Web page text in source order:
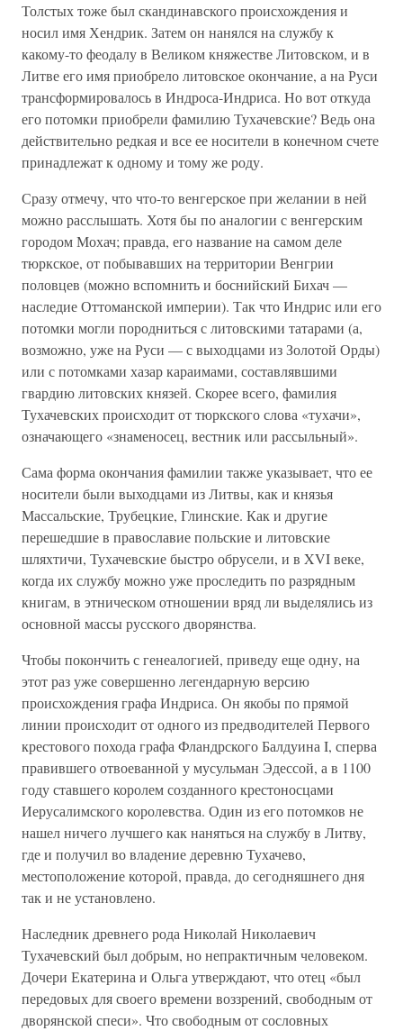
Толстых тоже был скандинавского происхождения и
носил имя Хендрик. Затем он нанялся на службу к
какому-то феодалу в Великом княжестве Литовском, и в
Литве его имя приобрело литовское окончание, а на Руси
трансформировалось в Индроса-Индриса. Но вот откуда
его потомки приобрели фамилию Тухачевские? Ведь она
действительно редкая и все ее носители в конечном счете
принадлежат к одному и тому же роду.
Сразу отмечу, что что-то венгерское при желании в ней
можно расслышать. Хотя бы по аналогии с венгерским
городом Мохач; правда, его название на самом деле
тюркское, от побывавших на территории Венгрии
половцев (можно вспомнить и боснийский Бихач —
наследие Оттоманской империи). Так что Индрис или его
потомки могли породниться с литовскими татарами (а,
возможно, уже на Руси — с выходцами из Золотой Орды)
или с потомками хазар караимами, составлявшими
гвардию литовских князей. Скорее всего, фамилия
Тухачевских происходит от тюркского слова «тухачи»,
означающего «знаменосец, вестник или рассыльный».
Сама форма окончания фамилии также указывает, что ее
носители были выходцами из Литвы, как и князья
Массальские, Трубецкие, Глинские. Как и другие
перешедшие в православие польские и литовские
шляхтичи, Тухачевские быстро обрусели, и в XVI веке,
когда их службу можно уже проследить по разрядным
книгам, в этническом отношении вряд ли выделялись из
основной массы русского дворянства.
Чтобы покончить с генеалогией, приведу еще одну, на
этот раз уже совершенно легендарную версию
происхождения графа Индриса. Он якобы по прямой
линии происходит от одного из предводителей Первого
крестового похода графа Фландрского Балдуина I, сперва
правившего отвоеванной у мусульман Эдессой, а в 1100
году ставшего королем созданного крестоносцами
Иерусалимского королевства. Один из его потомков не
нашел ничего лучшего как наняться на службу в Литву,
где и получил во владение деревню Тухачево,
местоположение которой, правда, до сегодняшнего дня
так и не установлено.
Наследник древнего рода Николай Николаевич
Тухачевский был добрым, но непрактичным человеком.
Дочери Екатерина и Ольга утверждают, что отец «был
передовых для своего времени воззрений, свободным от
дворянской спеси». Что свободным от сословных